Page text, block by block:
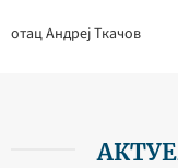
отац Андреј Ткачов